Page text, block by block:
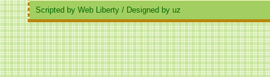
Scripted by Web Liberty / Designed by uz